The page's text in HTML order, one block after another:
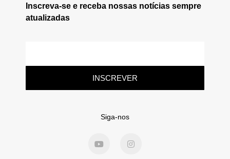
Inscreva-se e receba nossas notícias sempre
atualizadas
INSCREVER
Siga-nos